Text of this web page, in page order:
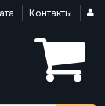
Контакты